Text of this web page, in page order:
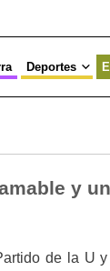
Deportes
y
de la U